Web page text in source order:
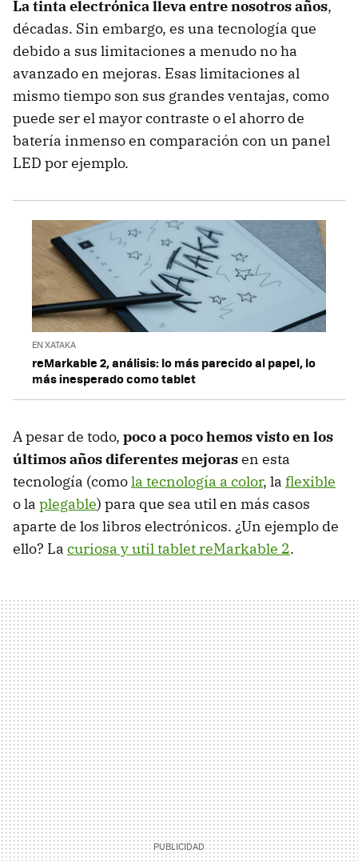
La tinta electrónica lleva entre nosotros años,
décadas. Sin embargo, es una tecnología que
debido a sus limitaciones a menudo no ha
avanzado en mejoras. Esas limitaciones al
mismo tiempo son sus grandes ventajas, como
puede ser el mayor contraste o el ahorro de
batería inmenso en comparación con un panel
LED por ejemplo.
EN XATAKA
reMarkable 2, análisis: lo más parecido al papel, lo
más inesperado como tablet
A pesar de todo, poco a poco hemos visto en los
últimos años diferentes mejorasen esta
tecnología (comola tecnología a color, la flexible
o la plegable) para que sea util en más casos
aparte de los libros electrónicos. ¿Un ejemplo de
ello? La curiosa y util tablet reMarkable 2.